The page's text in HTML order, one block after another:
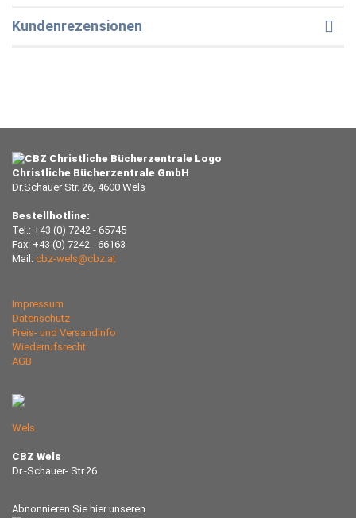
Kundenrezensionen
Christliche Bücherzentrale GmbH
Dr.Schauer Str. 26, 4600 Wels
Bestellhotline:
Tel.: +43 (0) 7242 - 65745
Fax: +43 (0) 7242 - 66163
Mail: cbz-wels@cbz.at
Impressum
Datenschutz
Preis- und Versandinfo
Wiederrufsrecht
AGB
Wels
CBZ Wels
Dr.-Schauer- Str.26
Abnonnieren Sie hier unseren